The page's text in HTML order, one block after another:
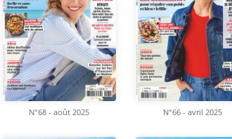
N°68 - août 2025 N°66 - avril 2025